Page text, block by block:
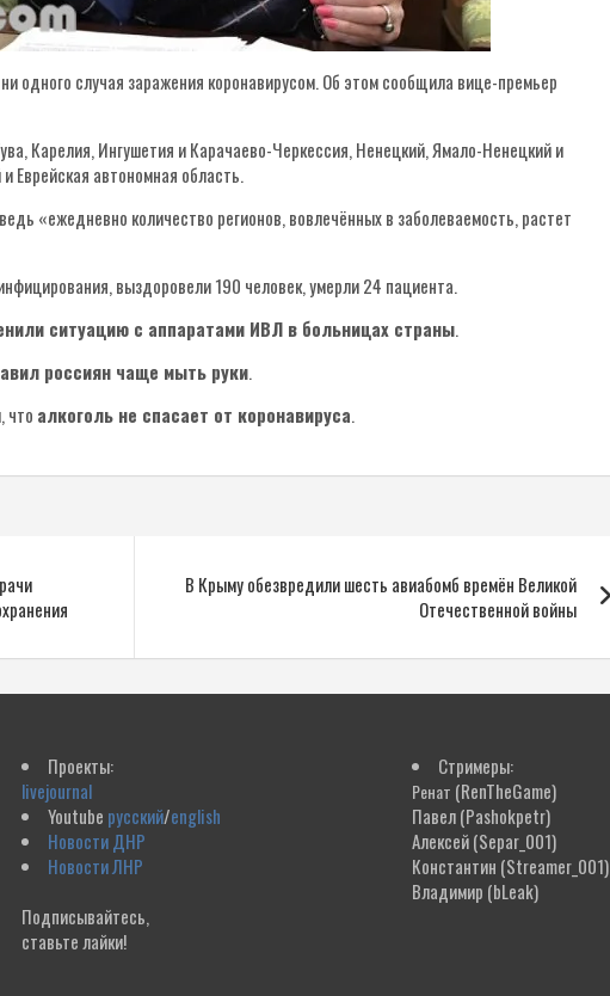
одного случая заражения коронавирусом. Об этом сообщила вице-премьер
Карелия, Ингушетия и Карачаево-Черкессия, Ненецкий, Ямало-Ненецкий и
Еврейская автономная область.
«ежедневно количество регионов, вовлечённых в заболеваемость, растет
выздоровели 190 человек, умерли 24 пациента.
ситуацию с аппаратами ИВЛ в больницах страны.
россиян чаще мыть руки.
что алкоголь не спасает от коронавируса.
В Крыму обезвредили шесть авиабомб времён Великой
Отечественной войны
Проекты:
livejournal
Youtube русский/english
Новости ДНР
Новости ЛНР
Подписывайтесь,
ставьте лайки!
Стримеры:
Ренат (RenTheGame)
Павел(Pashokpetr)
Алексей(Separ_001)
Константин (Streamer_001)
Владимир (bLeak)